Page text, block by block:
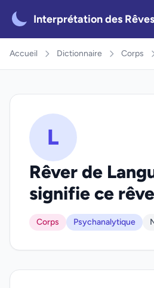
Interprétation des Rêves
Accueil Dictionnaire Corps
L
Rêver de
signifie ce
Corps Psychanalytique